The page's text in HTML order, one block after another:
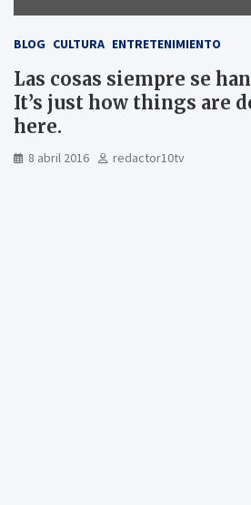
BLOG CULTURA ENTRETENIMIENTO
Las cosas siempre se
It’s just how things are
here.
8 abril 2016 redactor10tv